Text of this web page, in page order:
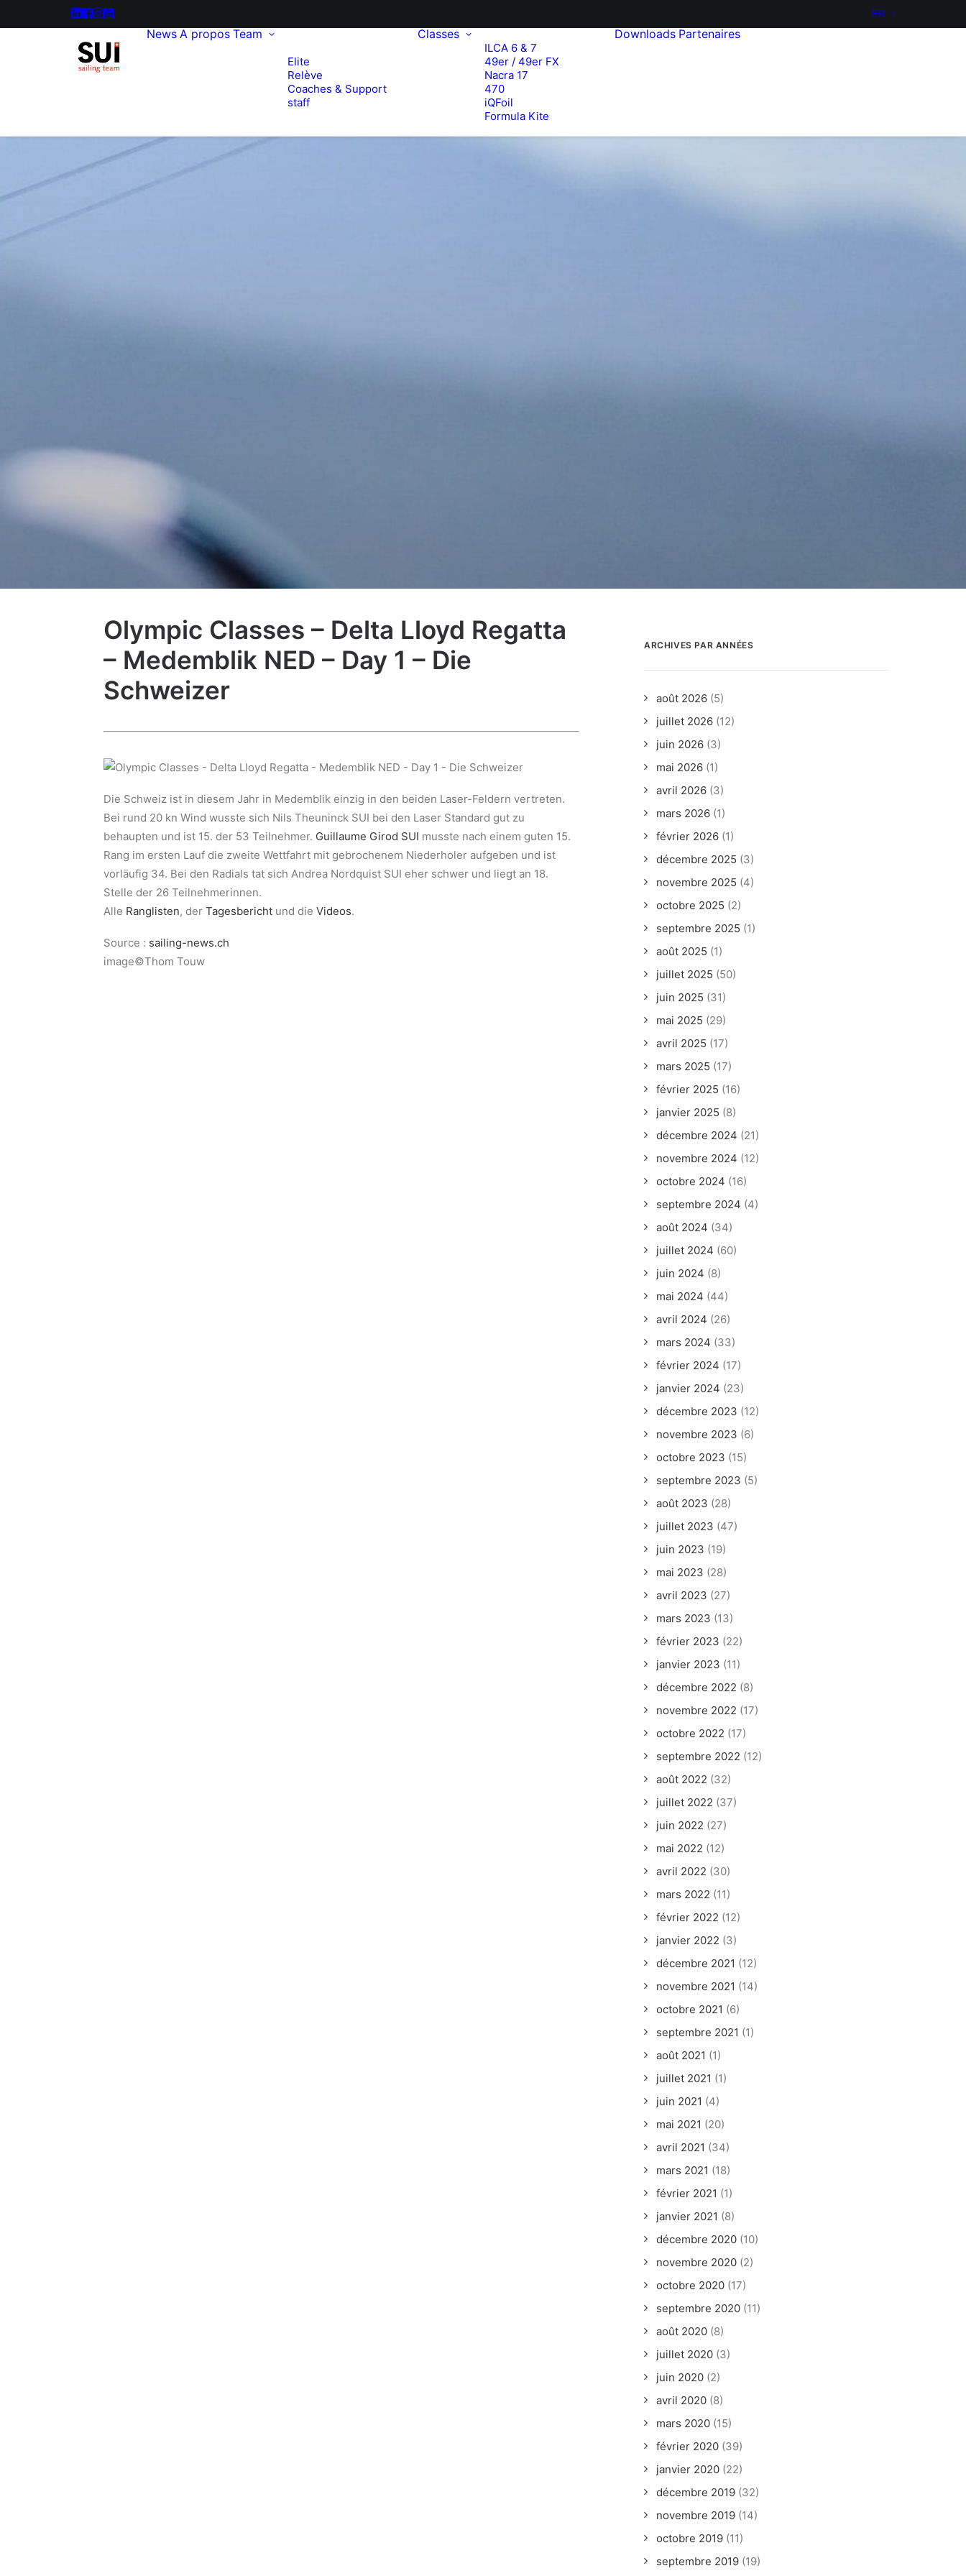
FR
News A propos Team
Elite
Relève
Coaches & Support
staff
Classes
ILCA 6 & 7
49er / 49er FX
Nacra 17
470
iQFoil
Formula Kite
Downloads Partenaires
Olympic Classes – Delta Lloyd Regatta
– Medemblik NED – Day 1 – Die
Schweizer
Die Schweiz ist in diesem Jahr in Medemblik einzig in den beiden Laser-Feldern vertreten.
Bei rund 20 kn Wind wusste sich Nils Theuninck SUI bei den Laser Standard gut zu
behaupten und ist 15. der 53 Teilnehmer. Guillaume Girod SUI musste nach einem guten 15.
Rang im ersten Lauf die zweite Wettfahrt mit gebrochenem Niederholer aufgeben und ist
vorläufig 34. Bei den Radials tat sich Andrea Nordquist SUI eher schwer und liegt an 18.
Stelle der 26 Teilnehmerinnen.
Alle Ranglisten, der Tagesbericht und die Videos.
Source : sailing-news.ch
image©Thom Touw
ARCHIVES PAR ANNÉES
août 2026 (5)
juillet 2026 (12)
juin 2026 (3)
mai 2026 (1)
avril 2026 (3)
mars 2026 (1)
février 2026 (1)
décembre 2025 (3)
novembre 2025 (4)
octobre 2025 (2)
septembre 2025 (1)
août 2025 (1)
juillet 2025 (50)
juin 2025 (31)
mai 2025 (29)
avril 2025 (17)
mars 2025 (17)
février 2025 (16)
janvier 2025 (8)
décembre 2024 (21)
novembre 2024 (12)
octobre 2024 (16)
septembre 2024 (4)
août 2024 (34)
juillet 2024 (60)
juin 2024 (8)
mai 2024 (44)
avril 2024 (26)
mars 2024 (33)
février 2024 (17)
janvier 2024 (23)
décembre 2023 (12)
novembre 2023 (6)
octobre 2023 (15)
septembre 2023 (5)
août 2023 (28)
juillet 2023 (47)
juin 2023 (19)
mai 2023 (28)
avril 2023 (27)
mars 2023 (13)
février 2023 (22)
janvier 2023 (11)
décembre 2022 (8)
novembre 2022 (17)
octobre 2022 (17)
septembre 2022 (12)
août 2022 (32)
juillet 2022 (37)
juin 2022 (27)
mai 2022 (12)
avril 2022 (30)
mars 2022 (11)
février 2022 (12)
janvier 2022 (3)
décembre 2021 (12)
novembre 2021 (14)
octobre 2021 (6)
septembre 2021 (1)
août 2021 (1)
juillet 2021 (1)
juin 2021 (4)
mai 2021 (20)
avril 2021 (34)
mars 2021 (18)
février 2021 (1)
janvier 2021 (8)
décembre 2020 (10)
novembre 2020 (2)
octobre 2020 (17)
septembre 2020 (11)
août 2020 (8)
juillet 2020 (3)
juin 2020 (2)
avril 2020 (8)
mars 2020 (15)
février 2020 (39)
janvier 2020 (22)
décembre 2019 (32)
novembre 2019 (14)
octobre 2019 (11)
septembre 2019 (19)